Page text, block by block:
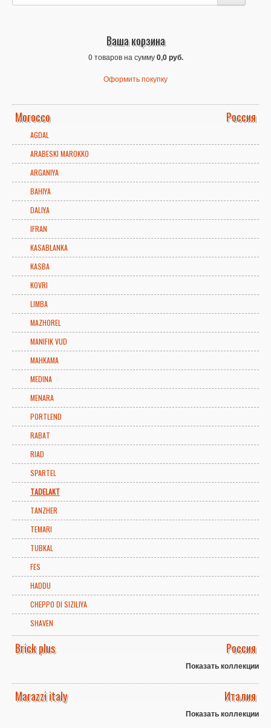
Ваша корзина
0 товаров на сумму0,0 руб.
Оформить покупку
Morocco Россия
AGDAL
ARABESKI MAROKKO
ARGANIYA
BAHIYA
DALIYA
IFRAN
KASABLANKA
KASBA
KOVRI
LIMBA
MAZHOREL
MANIFIK VUD
MAHKAMA
MEDINA
MENARA
PORTLEND
RABAT
RIAD
SPARTEL
TADELAKT
TANZHER
TEMARI
TUBKAL
FES
HADDU
CHEPPO DI SIZILIYA
SHAVEN
Brick plus Россия
Показать коллекции
Marazzi italy Италия
Показать коллекции